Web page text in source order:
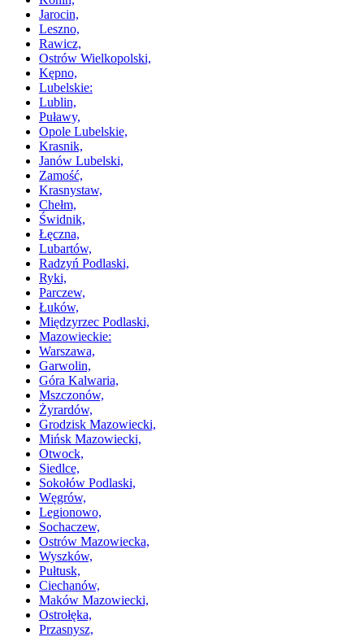
Jarocin,
Leszno,
Rawicz,
Ostrów Wielkopolski,
Kępno,
Lubelskie:
Lublin,
Puławy,
Opole Lubelskie,
Krasnik,
Janów Lubelski,
Zamość,
Krasnystaw,
Chełm,
Świdnik,
Łęczna,
Lubartów,
Radzyń Podlaski,
Ryki,
Parczew,
Łuków,
Międzyrzec Podlaski,
Mazowieckie:
Warszawa,
Garwolin,
Góra Kalwaria,
Mszczonów,
Żyrardów,
Grodzisk Mazowiecki,
Mińsk Mazowiecki,
Otwock,
Siedlce,
Sokołów Podlaski,
Węgrów,
Legionowo,
Sochaczew,
Ostrów Mazowiecka,
Wyszków,
Pułtusk,
Ciechanów,
Maków Mazowiecki,
Ostrołęka,
Przasnysz,